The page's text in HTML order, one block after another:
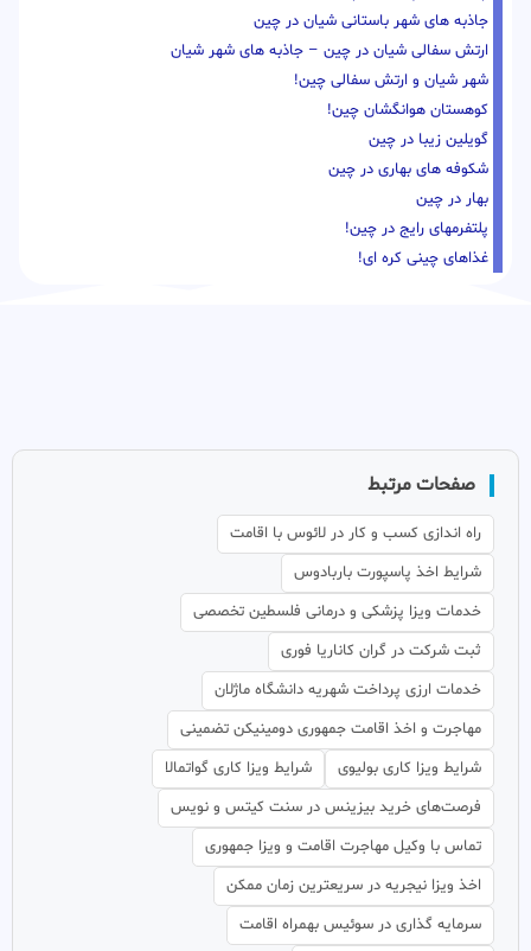
جاذبه های شهر باستانی شیان در چین
ارتش سفالی شیان در چین – جاذبه های شهر شیان
شهر شیان و ارتش سفالی چین!
کوهستان هوانگشان چین!
گویلین زیبا در چین
شکوفه های بهاری در چین
بهار در چین
پلتفرمهای رایج در چین!
غذاهای چینی کره ای!
صفحات مرتبط
راه اندازی کسب و کار در لائوس با اقامت
شرایط اخذ پاسپورت باربادوس
خدمات ویزا پزشکی و درمانی فلسطین تخصصی
ثبت شرکت در گران کاناریا فوری
خدمات ارزی پرداخت شهریه دانشگاه ماژلان
مهاجرت و اخذ اقامت جمهوری دومینیکن تضمینی
شرایط ویزا کاری بولیوی
شرایط ویزا کاری گواتمالا
فرصت‌های خرید بیزینس در سنت کیتس و نویس
تماس با وکیل مهاجرت اقامت و ویزا جمهوری
اخذ ویزا نیجریه در سریعترین زمان ممکن
سرمایه گذاری در سوئیس بهمراه اقامت